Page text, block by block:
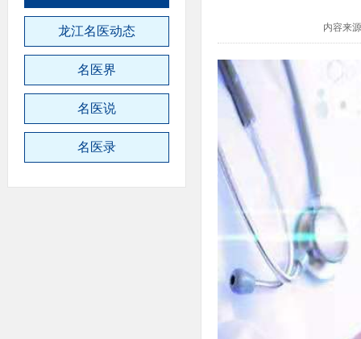
龙江名医动态
名医界
名医说
名医录
内容来